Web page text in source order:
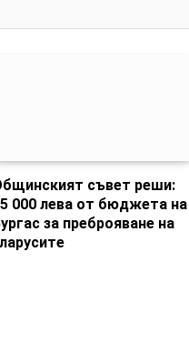
съвет реши:
000 лева от бюджета на
за преброяване на